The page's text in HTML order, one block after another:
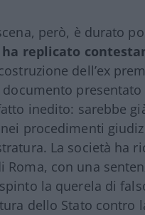
però, è durato
ha replicato
dell’ex
documento
inedito: sarebbe
procedimenti
La società ha
Roma, con una
la querela di
dello Stato contro